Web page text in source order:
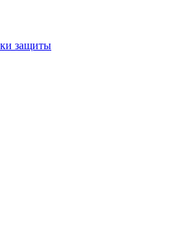
защиты